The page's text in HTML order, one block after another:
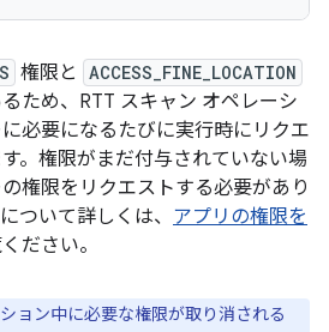
権限と ACCESS_FINE_LOCATION
ため、RTT スキャン オペレーシ
必要になるたびに実行時にリクエ
。権限がまだ付与されていない場
権限をリクエストする必要があり
ついて詳しくは、 アプリの権限を
ださい。
ョン中に必要な権限が取り消される